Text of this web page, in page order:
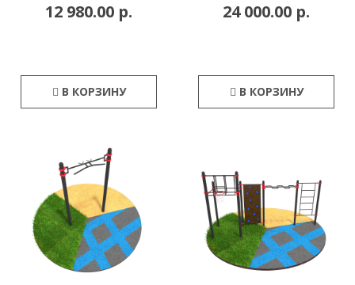
12 980.00 р.
В КОРЗИНУ
24 000.00 р.
В КОРЗИНУ